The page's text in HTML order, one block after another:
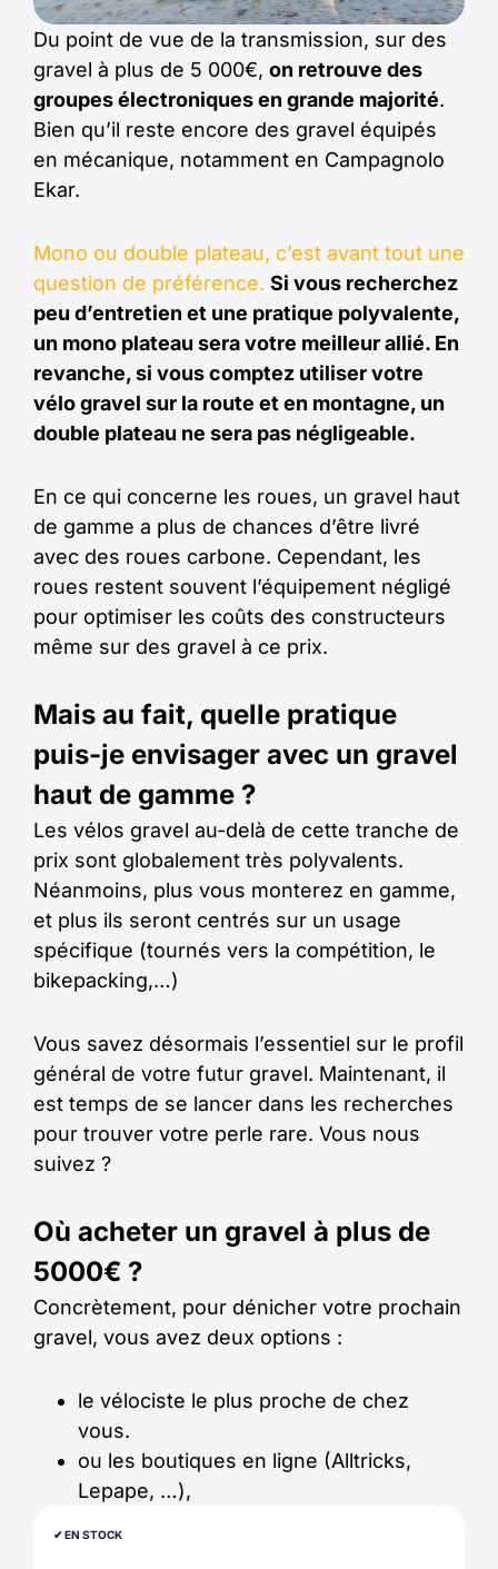
Du point de vue de la transmission, sur des
gravel à plus de 5 000€, on retrouve des
groupes électroniques en grande majorité.
Bien qu’il reste encore des gravel équipés
en mécanique, notamment en Campagnolo
Ekar.
Mono ou double plateau, c’est avant tout une
question de préférence. Si vous recherchez
peu d’entretien et une pratique polyvalente,
un mono plateau sera votre meilleur allié. En
revanche, si vous comptez utiliser votre
vélo gravel sur la route et en montagne, un
double plateau ne sera pas négligeable.
En ce qui concerne les roues, un gravel haut
de gamme a plus de chances d’être livré
avec des roues carbone. Cependant, les
roues restent souvent l’équipement négligé
pour optimiser les coûts des constructeurs
même sur des gravel à ce prix.
Mais au fait, quelle pratique
puis-je envisager avec un gravel
haut de gamme ?
Les vélos gravel au-delà de cette tranche de
prix sont globalement très polyvalents.
Néanmoins, plus vous monterez en gamme,
et plus ils seront centrés sur un usage
spécifique (tournés vers la compétition, le
bikepacking,…)
Vous savez désormais l’essentiel sur le profil
général de votre futur gravel. Maintenant, il
est temps de se lancer dans les recherches
pour trouver votre perle rare. Vous nous
suivez ?
Où acheter un gravel à plus de
5000€ ?
Concrètement, pour dénicher votre prochain
gravel, vous avez deux options :
le vélociste le plus proche de chez
vous.
ou les boutiques en ligne (Alltricks,
Lepape, …),
✔︎ EN STOCK